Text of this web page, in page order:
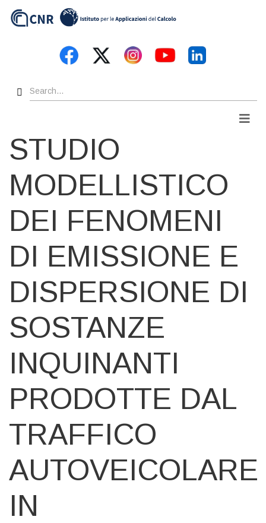
Search
STUDIO
MODELLISTICO
DEI FENOMENI
DI EMISSIONE E
DISPERSIONE DI
SOSTANZE
INQUINANTI
PRODOTTE DAL
TRAFFICO
AUTOVEICOLARE
IN